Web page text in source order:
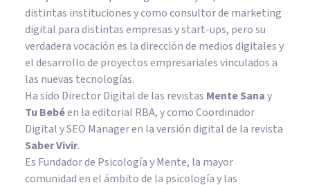
distintas instituciones y como consultor de marketing
digital para distintas empresas y start-ups, pero su
verdadera vocación es la dirección de medios digitales y
el desarrollo de proyectos empresariales vinculados a
las nuevas tecnologías.
Ha sido Director Digital de las revistas Mente Sanay
Tu Bebéen la editorial RBA, y como Coordinador
Digital y SEO Manager en la versión digital de la revista
Saber Vivir.
Es Fundador de Psicología y Mente, la mayor
comunidad en el ámbito de la psicología y las